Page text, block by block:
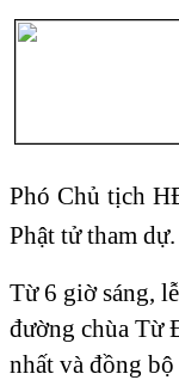
Phó Chủ tịch
Phật tử tham dự.
Từ 6 giờ sáng,
đường chùa Từ
nhất và đồng